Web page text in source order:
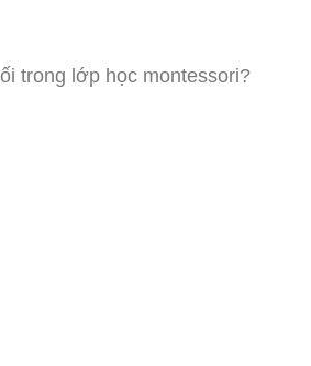
trong lớp học montessori?